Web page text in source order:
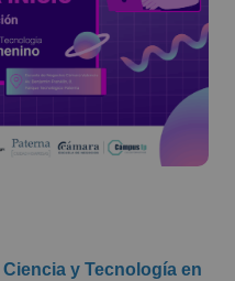
Ciencia y Tecnología en